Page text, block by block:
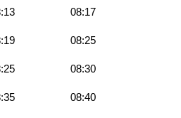
08:17
08:25
08:30
08:40